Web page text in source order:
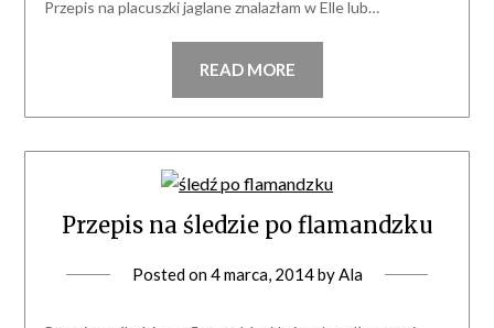
Przepis na placuszki jaglane znalazłam w Elle lub…
READ MORE
Przepis na śledzie po flamandzku
Posted on4 marca, 2014byAla